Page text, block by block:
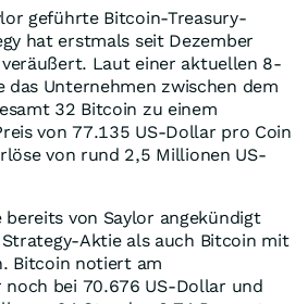
geführte Bitcoin-Treasury-
hat erstmals seit Dezember
Laut einer aktuellen 8-
das Unternehmen zwischen dem
32 Bitcoin zu einem
von 77.135 US-Dollar pro Coin
von rund 2,5 Millionen US-
bereits von Saylor angekündigt
Aktie als auch Bitcoin mit
Bitcoin notiert am
noch bei 70.676 US-Dollar und